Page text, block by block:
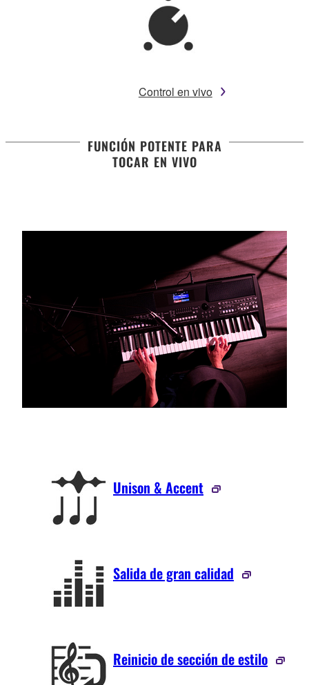
Control en vivo
FUNCIÓN POTENTE PARA
TOCAR EN VIVO
Unison & Accent
Salida de gran calidad
Reinicio de sección de estilo